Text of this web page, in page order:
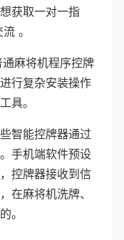
获取一对一指
。
麻将机程序控牌
行复杂安装操作
具。
智能控牌器通过
手机端软件预设
控牌器接收到信
在麻将机洗牌、
。